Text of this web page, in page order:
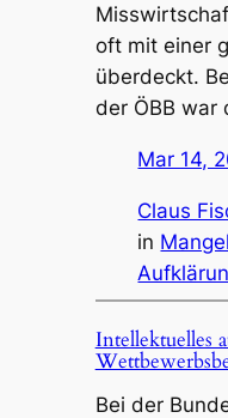
oft mit einer
überdeckt.
der ÖBB war
Mar 14,
Claus
in
Intellektuelles
Bei der